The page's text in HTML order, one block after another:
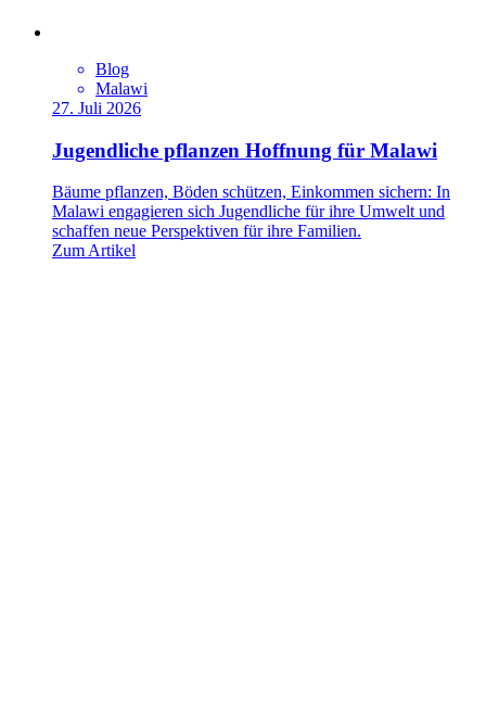
Blog
Malawi
27. Juli 2026
Jugendliche pflanzen Hoffnung für Malawi
Bäume pflanzen, Böden schützen, Einkommen sichern: In
Malawi engagieren sich Jugendliche für ihre Umwelt und
schaffen neue Perspektiven für ihre Familien.
Zum Artikel